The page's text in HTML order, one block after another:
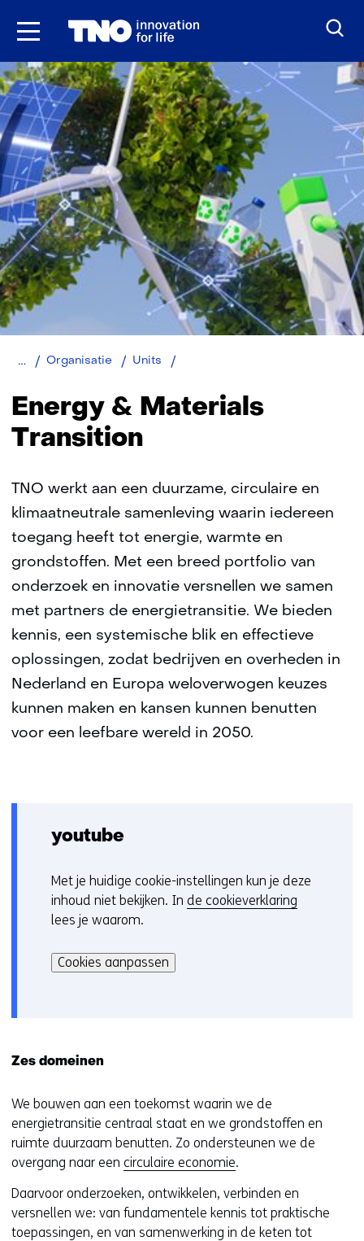
Ga
Home Organisatie Units
Materials
Transition
Energy & Materials
Transition
TNO werkt aan een duurzame, circulaire en
klimaatneutrale samenleving waarin iedereen
toegang heeft tot energie, warmte en
grondstoffen. Met een breed portfolio van
onderzoek en innovatie versnellen we samen
met partners de energietransitie. We bieden
kennis, een systemische blik en effectieve
oplossingen, zodat bedrijven en overheden in
Nederland en Europa weloverwogen keuzes
kunnen maken en kansen kunnen benutten
voor een leefbare wereld in 2050.
youtube
C
o
o
i
r
u
j
z
i
Met je huidige cookie-instellingen kun je deze
inhoud niet bekijken. In de cookieverklaring
lees je waarom.
kan
het
op
worden
toegestaan
geweigerd.
Cookies aanpassen
Zes domeinen
We bouwen aan een toekomst waarin we de
energietransitie centraal staat en we grondstoffen en
ruimte duurzaam benutten. Zo ondersteunen we de
overgang naar een circulaire economie.
Daarvoor onderzoeken, ontwikkelen, verbinden en
versnellen we: van fundamentele kennis tot praktische
toepassingen, en van samenwerking in de keten tot